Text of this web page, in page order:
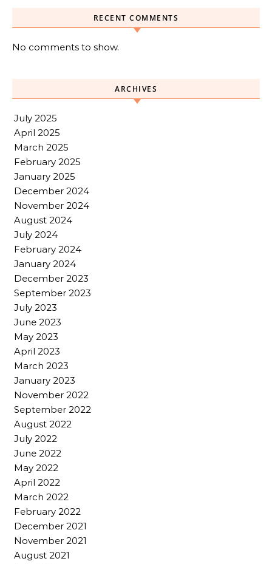
RECENT COMMENTS
No comments to show.
ARCHIVES
July 2025
April 2025
March 2025
February 2025
January 2025
December 2024
November 2024
August 2024
July 2024
February 2024
January 2024
December 2023
September 2023
July 2023
June 2023
May 2023
April 2023
March 2023
January 2023
November 2022
September 2022
August 2022
July 2022
June 2022
May 2022
April 2022
March 2022
February 2022
December 2021
November 2021
August 2021